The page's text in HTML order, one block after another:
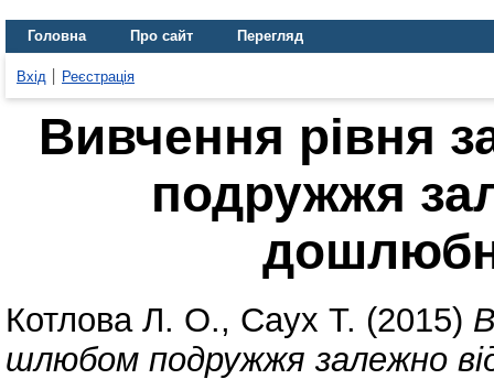
Головна Про сайт Перегляд
Вхід Реєстрація
Вивчення рівня
подружжя
Котлова Л. О., Саух Т. (2015)
шлюбом подружжя залежно